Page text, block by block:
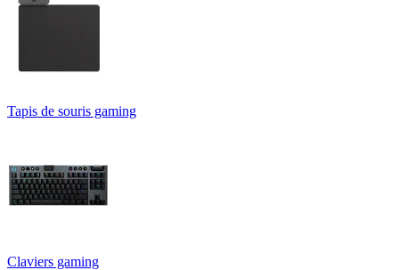
Tapis de souris gaming
Claviers gaming